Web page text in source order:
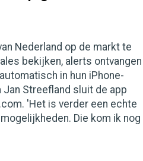
Nederland op de markt te
bekijken, alerts ontvangen
in hun iPhone-
Streefland sluit de app
'Het is verder een echte
Die kom ik nog